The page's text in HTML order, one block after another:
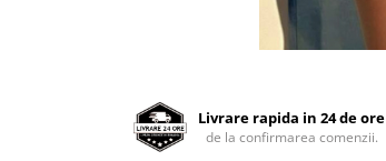
Livrare rapida in 24 de ore
de la confirmarea comenzii.